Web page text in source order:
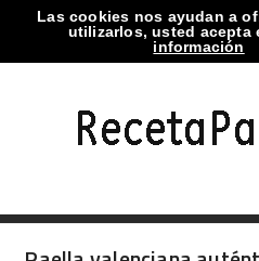
Las cookies nos ayudan a
utilizarlos, usted acepta
información